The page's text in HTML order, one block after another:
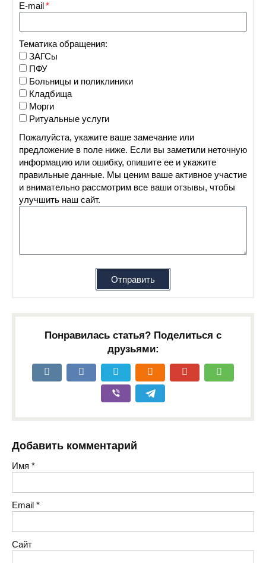
E-mail
Тематика обращения:
ЗАГСы
ПФУ
Больницы и поликлиники
Кладбища
Морги
Ритуальные услуги
Пожалуйста, укажите ваше замечание или
предложение в поле ниже. Если вы заметили неточную
информацию или ошибку, опишите ее и укажите
правильные данные. Мы ценим ваше активное участие
и внимательно рассмотрим все ваши отзывы, чтобы
улучшить наш сайт.
Отправить
Понравилась статья? Поделиться с
друзьями:
Добавить комментарий
Имя *
Email *
Сайт